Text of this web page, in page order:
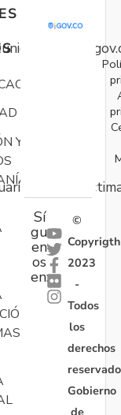
Y
Sí
gu
en
os
en:
©
Copyrigth
2023
-
Todos
los
derechos
Gobierno
de